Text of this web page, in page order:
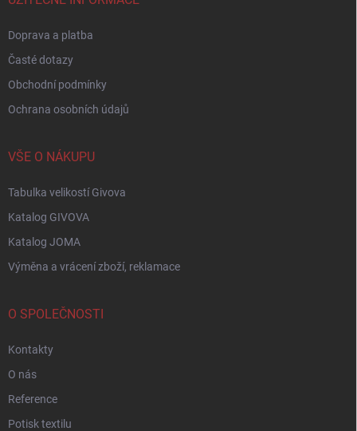
Doprava a platba
Časté dotazy
Obchodní podmínky
Ochrana osobních údajů
VŠE O NÁKUPU
Tabulka velikostí Givova
Katalog GIVOVA
Katalog JOMA
Výměna a vrácení zboží, reklamace
O SPOLEČNOSTI
Kontakty
O nás
Reference
Potisk textilu